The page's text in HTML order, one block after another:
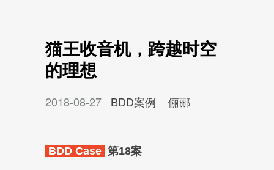
猫王收音机，跨越时空
的理想
2018-08-27 BDD案例 俪郦
BDD Case 第18案